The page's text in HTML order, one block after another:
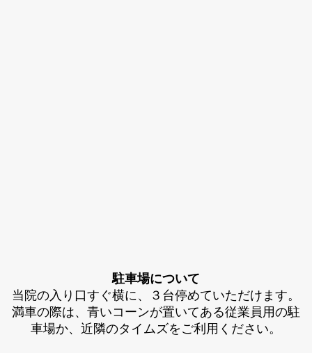
駐車場について
当院の入り口すぐ横に、３台停めていただけます。
満車の際は、青いコーンが置いてある従業員用の駐
車場か、近隣のタイムズをご利用ください。